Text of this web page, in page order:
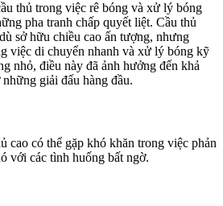
thủ trong việc rê bóng và xử lý bóng
pha tranh chấp quyết liệt. Cầu thủ
sở hữu chiều cao ấn tượng, nhưng
việc di chuyển nhanh và xử lý bóng kỹ
nhỏ, điều này đã ảnh hưởng đến khả
giải đấu hàng đầu.
cao có thể gặp khó khăn trong việc phản
với các tình huống bất ngờ.